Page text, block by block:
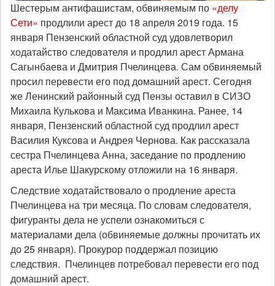
Шестерым антифашистам, обвиняемым по «делу
Сети» продлили арест до 18 апреля 2019 года. 15
января Пензенский областной суд удовлетворил
ходатайство следователя и продлил арест Армана
Сагынбаева и Дмитрия Пчелинцева. Сам обвиняемый
просил перевести его под домашний арест. Сегодня
же Ленинский районный суд Пензы оставил в СИЗО
Михаила Кулькова и Максима Иванкина. Ранее, 14
января, Пензенский областной суд продлил арест
Василия Куксова и Андрея Чернова. Как рассказала
сестра Пчелинцева Анна, заседание по продлению
ареста Илье Шакурскому отложили на 16 января.
Следствие ходатайствовало о продление ареста
Пчелинцева на три месяца. По словам следователя,
фигуранты дела не успели ознакомиться с
материалами дела (обвиняемые должны прочитать их
до 25 января). Прокурор поддержал позицию
следствия. Пчелинцев потребовал перевести его под
домашний арест.